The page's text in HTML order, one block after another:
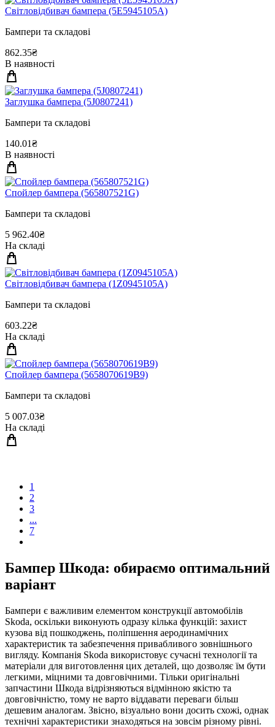
Свiтловiдбивач бампера (5E5945105A)
Бампери та складові
862.35₴
В наявності
Заглушка бампера (5J0807241)
Бампери та складові
140.01₴
В наявності
Спойлер бампера (565807521G)
Бампери та складові
5 962.40₴
На складі
Свiтловiдбивач бампера (1Z0945105A)
Бампери та складові
603.22₴
На складі
Спойлер бампера (5658070619B9)
Бампери та складові
5 007.03₴
На складі
1
2
3
...
7
Бампер Шкода: обираємо оптимальний
варіант
Бампери є важливим елементом конструкції автомобілів
Skoda, оскільки виконують одразу кілька функцій: захист
кузова від пошкоджень, поліпшення аеродинамічних
характеристик та забезпечення привабливого зовнішнього
вигляду. Компанія Skoda використовує сучасні технології та
матеріали для виготовлення цих деталей, що дозволяє їм бути
легкими, міцними та довговічними. Тільки оригінальні
запчастини Шкода відрізняються відмінною якістю та
довговічністю, тому не варто віддавати переваги більш
дешевим аналогам. Звісно, візуально вони досить схожі, однак
технічні характеристики знаходяться на зовсім різному рівні.